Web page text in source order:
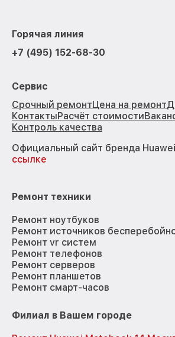
Горячая линия
+7 (495) 152-68-30
Сервис
Срочный ремонтЦена на ремонт
КонтактыРасчёт стоимости
Контроль качества
Официальный сайт бренда
ссылке
Ремонт техники
Ремонт ноутбуков
Ремонт источников
Ремонт vr систем
Ремонт телефонов
Ремонт серверов
Ремонт планшетов
Ремонт смарт-часов
Филиал в Вашем городе